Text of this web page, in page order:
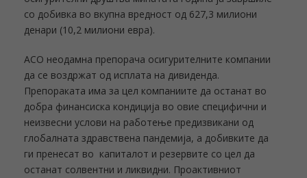
со добивка во вкупна вредност од 627,3 милиони
денари (10,2 милиони евра).
АСО неодамна препорача осигурителните компании
да се воздржат од исплата на дивиденда.
Препораката има за цел компаниите да останат во
добра финансиска кондиција во овие специфични и
неизвесни услови на работење предизвикани од
глобалната здравствена пандемија, а добивките да
ги пренесат во капиталот и резервите со цел да
останат солвентни и ликвидни. Проактивниот